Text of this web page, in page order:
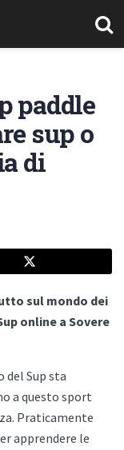
paddle
sup o
di
sul mondo dei
online a Sovere
del Sup sta
a questo sport
Praticamente
apprendere le